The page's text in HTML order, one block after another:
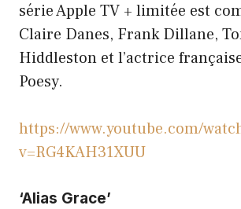
série Apple TV + limitée est
Claire Danes, Frank Dillane,
Hiddleston et l’actrice
Poesy.
https://www.youtube.com/
v=RG4KAH31XUU
‘Alias ​​Grace’